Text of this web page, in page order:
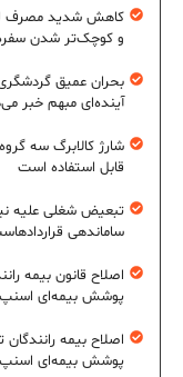
کاهش شدید مصرف
و کوچک‌تر شدن
بحران عمیق
آینده‌ای مبهم خبر
شارژ کالابرگ سه
قابل استفاده است
تبعیض شغلی علیه
ساماندهی
اصلاح قانون بیمه
پوشش بیمه‌ای
اصلاح بیمه
پوشش بیمه‌ای اسنپ